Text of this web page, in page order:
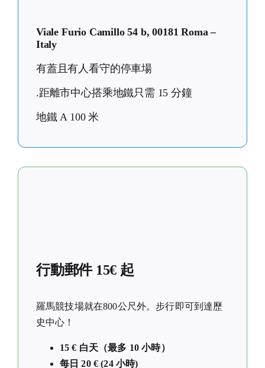
Viale Furio Camillo 54 b, 00181 Roma –
Italy
有蓋且有人看守的停車場
.距離市中心搭乘地鐵只需 15 分鐘
地鐵 A 100 米
行動郵件 15€ 起
羅馬競技場就在800公尺外。步行即可到達歷
史中心！
15 € 白天（最多 10 小時）
每日 20 € (24 小時)